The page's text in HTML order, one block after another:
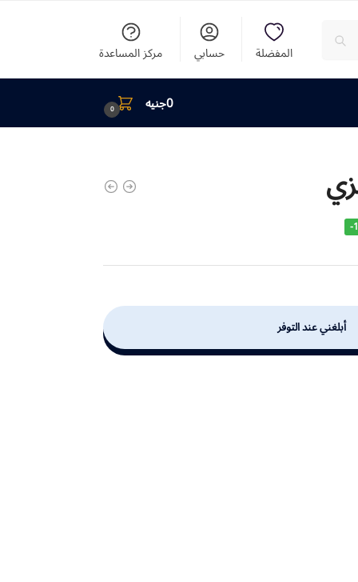
المفضلة حسابي مركز المساعدة
0جنيه 0
-
أبلغني عند التوفر